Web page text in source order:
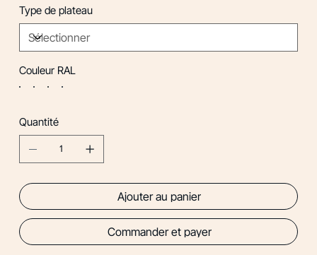
Type de plateau
Couleur RAL
Quantité
Ajouter au panier
Commander et payer